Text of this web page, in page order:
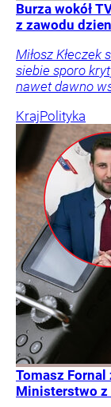
Burza wokół
z zawodu
Miłosz
siebie sporo
nawet dawno
KrajPolityka
Tomasz
Ministerstwo z